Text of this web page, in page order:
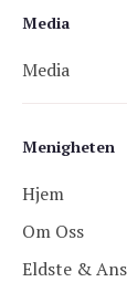
Menigheten
Hjem
Om Oss
Eldste &
Media
Media